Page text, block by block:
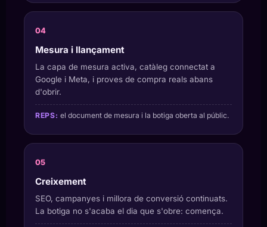
Mesura i llançament
La capa de mesura activa, catàleg connectat a
Google i Meta, i proves de compra reals abans
d'obrir.
REPS: el document de mesura i la botiga oberta al públic.
Creixement
SEO, campanyes i millora de conversió continuats.
La botiga no s'acaba el dia que s'obre: comença.